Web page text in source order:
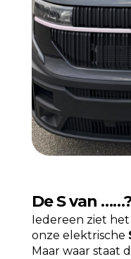
De S van
Iedereen ziet
onze elektrische
Maar waar staat